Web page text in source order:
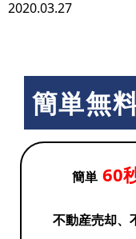
2020.03.27
簡単無
簡単 60
不動産売却、